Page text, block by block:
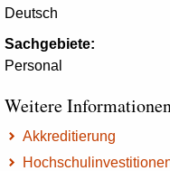
Deutsch
Sachgebiete:
Personal
Weitere
Akkreditierung